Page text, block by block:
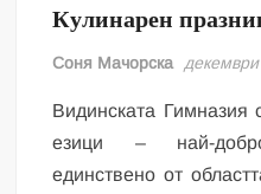
Кулинарен
Соня Мачорска
Видинската Гимназия
езици – най-
единствено от